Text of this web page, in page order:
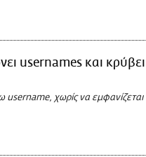
usernames και κρύβει
username, χωρίς να εμφανίζεται